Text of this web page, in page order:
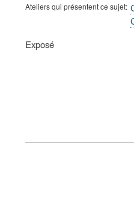
Ateliers qui présentent ce sujet
Type
Exposé
FOOTER